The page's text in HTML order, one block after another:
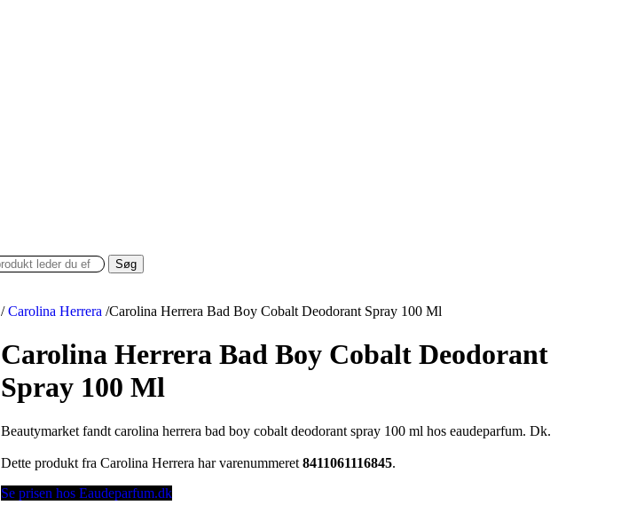
Søg
/ Carolina Herrera /Carolina Herrera Bad Boy Cobalt Deodorant Spray 100 Ml
Carolina Herrera Bad Boy Cobalt Deodorant
Spray 100 Ml
Beautymarket fandt carolina herrera bad boy cobalt deodorant spray 100 ml hos eaudeparfum. Dk.
Dette produkt fra Carolina Herrera har varenummeret8411061116845.
Se prisen hos Eaudeparfum.dk